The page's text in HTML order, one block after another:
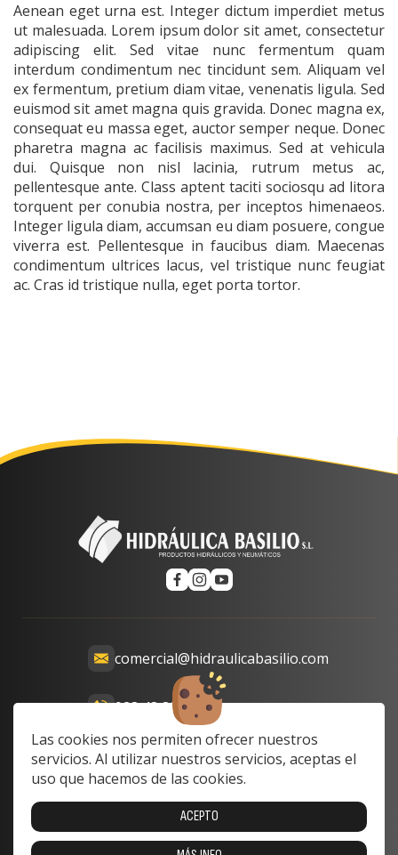
Las cookies nos permiten ofrecer nuestros
servicios. Al utilizar nuestros servicios, aceptas el
uso que hacemos de las cookies.
ACEPTO
Aenean eget urna est. Integer dictum imperdiet metus
ut malesuada. Lorem ipsum dolor sit amet, consectetur
adipiscing elit. Sed vitae nunc fermentum quam
interdum condimentum nec tincidunt sem. Aliquam vel
ex fermentum, pretium diam vitae, venenatis ligula. Sed
euismod sit amet magna quis gravida. Donec magna ex,
consequat eu massa eget, auctor semper neque. Donec
pharetra magna ac facilisis maximus. Sed at vehicula
dui. Quisque non nisl lacinia, rutrum metus ac,
pellentesque ante. Class aptent taciti sociosqu ad litora
torquent per conubia nostra, per inceptos himenaeos.
Integer ligula diam, accumsan eu diam posuere, congue
viverra est. Pellentesque in faucibus diam. Maecenas
condimentum ultrices lacus, vel tristique nunc feugiat
ac. Cras id tristique nulla, eget porta tortor.
comercial@hidraulicabasilio.com
928 48 89 99
Calle Prof. Lozano, 13-15,
35008 Las Palmas de Gran
Canaria, Las Palmas, Spain
Lunes a Viernes: 8:00 a 17:00
Sabado y domingo: cerrado